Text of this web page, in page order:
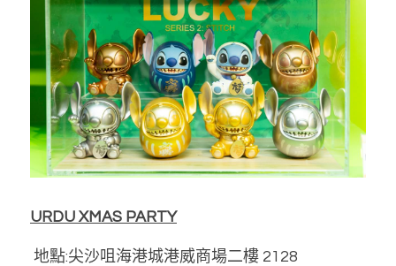
URDU XMAS PARTY
地點:尖沙咀海港城港威商場二樓 2128